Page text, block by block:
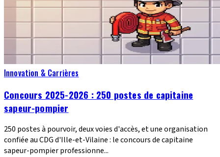
Innovation & Carrières
Concours 2025-2026 : 250 postes de capitaine
sapeur-pompier
250 postes à pourvoir, deux voies d'accès, et une organisation
confiée au CDG d'Ille-et-Vilaine : le concours de capitaine
sapeur-pompier professionne...